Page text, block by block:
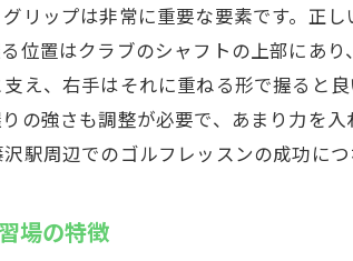
インストラ
スクールの
フィードバ
長期的な
リップは非常に重要な要素です。正
位置はクラブのシャフトの上部にあ
え、右手はそれに重ねる形で握ると
の強さも調整が必要で、あまり力を
駅周辺でのゴルフレッスンの成功につ
場の特徴